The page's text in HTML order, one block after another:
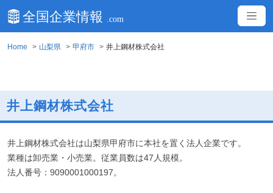
Home 山梨県 甲府市 井上鋼材株式会社
井上鋼材株式会社
井上鋼材株式会社は山梨県甲府市に本社を置く法人企業です。
業種は卸売業・小売業。従業員数は47人規模。
法人番号：9090001000197。